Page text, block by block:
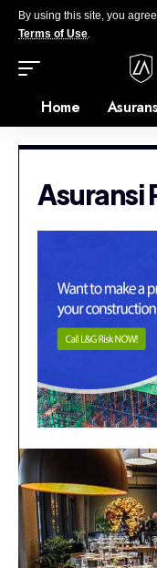
By using this site, you
Terms of Use.
Home
Asuransi